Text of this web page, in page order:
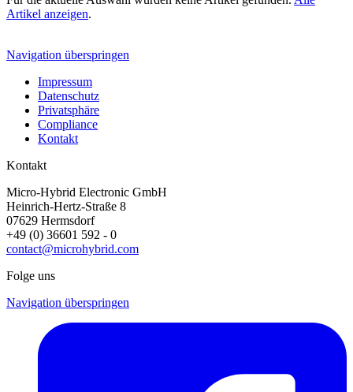
Artikel anzeigen.
Navigation überspringen
Impressum
Datenschutz
Privatsphäre
Compliance
Kontakt
Kontakt
Micro-Hybrid Electronic GmbH
Heinrich-Hertz-Straße 8
07629 Hermsdorf
+49 (0) 36601 592 - 0
contact@microhybrid.com
Folge uns
Navigation überspringen